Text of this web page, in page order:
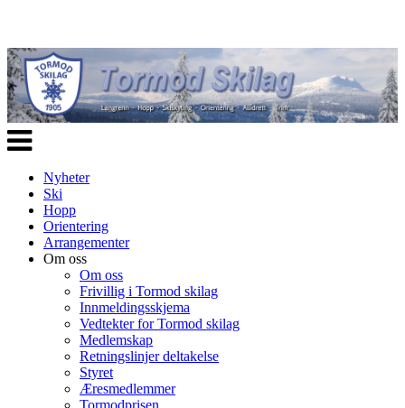
Veksle
navigasjon
Nyheter
Ski
Hopp
Orientering
Arrangementer
Om oss
Om oss
Frivillig i Tormod skilag
Innmeldingsskjema
Vedtekter for Tormod skilag
Medlemskap
Retningslinjer deltakelse
Styret
Æresmedlemmer
Tormodprisen